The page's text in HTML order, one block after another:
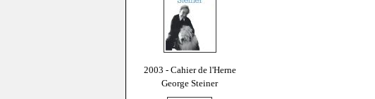
2003 - Cahier de l'Herne
George Steiner